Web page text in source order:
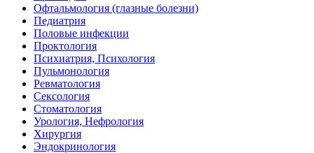
Офтальмология (глазные болезни)
Педиатрия
Половые инфекции
Проктология
Психиатрия, Психология
Пульмонология
Ревматология
Сексология
Стоматология
Урология, Нефрология
Хирургия
Эндокринология